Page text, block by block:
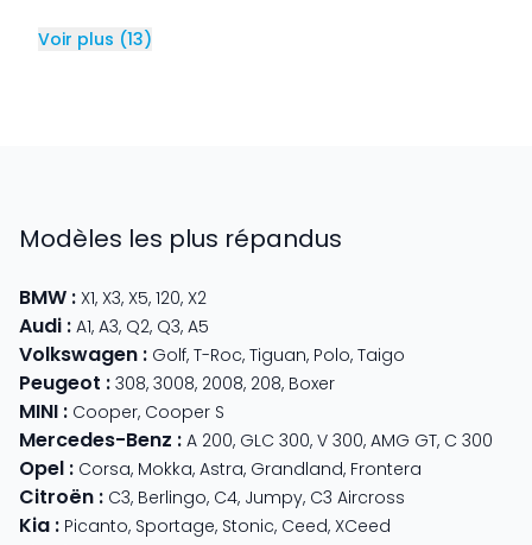
Voir plus (13)
Modèles les plus répandus
BMW : X1, X3, X5, 120, X2
Audi : A1, A3, Q2, Q3, A5
Volkswagen : Golf, T-Roc, Tiguan, Polo, Taigo
Peugeot : 308, 3008, 2008, 208, Boxer
MINI : Cooper, Cooper S
Mercedes-Benz : A 200, GLC 300, V 300, AMG GT, C 300
Opel : Corsa, Mokka, Astra, Grandland, Frontera
Citroën : C3, Berlingo, C4, Jumpy, C3 Aircross
Kia : Picanto, Sportage, Stonic, Ceed, XCeed